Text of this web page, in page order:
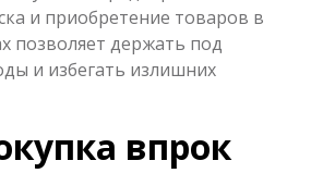
и приобретение товаров в
позволяет держать под
и избегать излишних
впрок